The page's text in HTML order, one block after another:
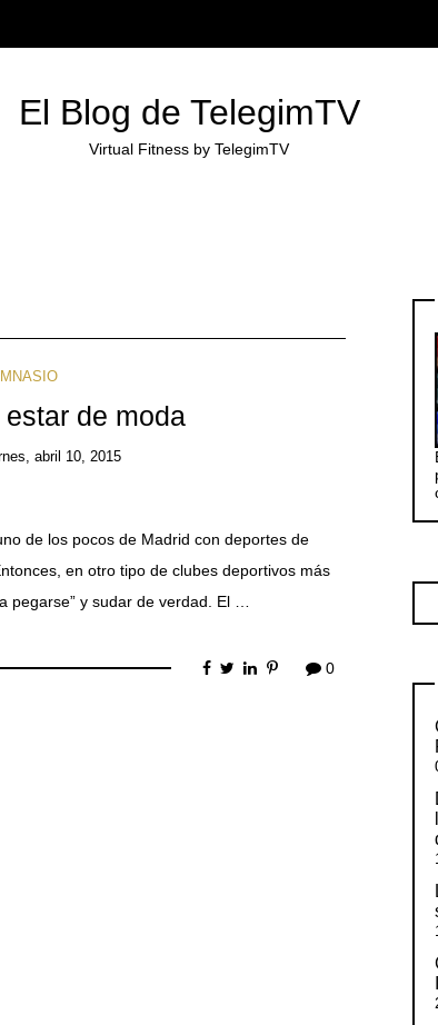
El Blog de TelegimTV
Virtual Fitness by TelegimTV
de moda
abril 10, 2015
de los pocos de Madrid con deportes de
en otro tipo de clubes deportivos más
pegarse” y sudar de verdad. El …
0